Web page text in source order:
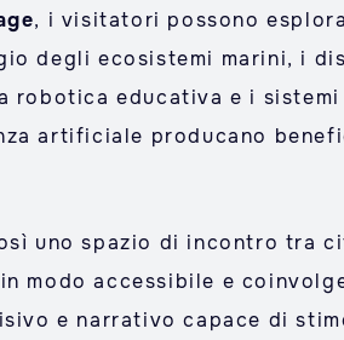
, i visitatori possono
degli ecosistemi marini, i
robotica educativa e i
artificiale producano
uno spazio di incontro tra
modo accessibile e
e narrativo capace di